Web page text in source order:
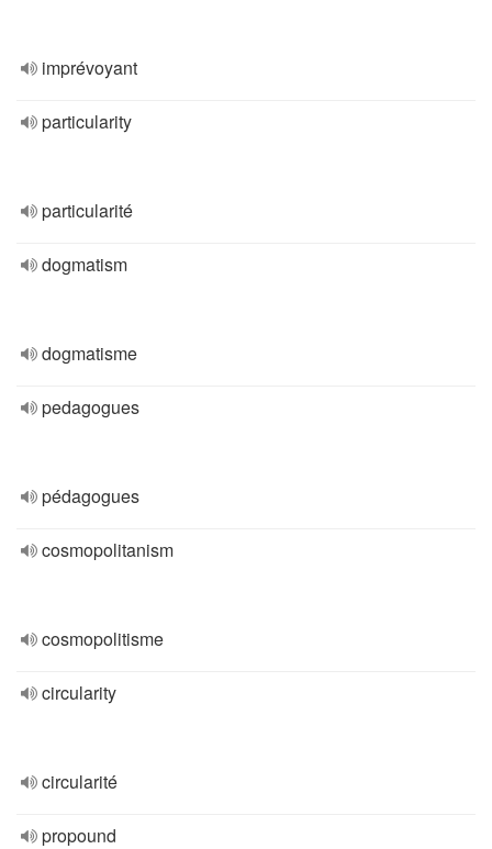
imprévoyant
particularity
particularité
dogmatism
dogmatisme
pedagogues
pédagogues
cosmopolitanism
cosmopolitisme
circularity
circularité
propound